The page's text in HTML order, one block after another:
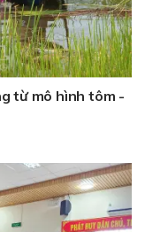
từ mô hình tôm -